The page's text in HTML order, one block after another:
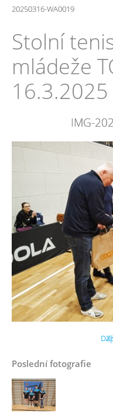
20250316-WA0019
Stolní
mládeže
16.3.2025
IMG-
Poslední fotografie